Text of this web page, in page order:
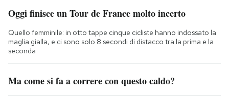
Oggi finisce un Tour de France molto incerto
Quello femminile: in otto tappe cinque cicliste hanno indossato la
maglia gialla, e ci sono solo 8 secondi di distacco tra la prima e la
seconda
Ma come si fa a correre con questo caldo?